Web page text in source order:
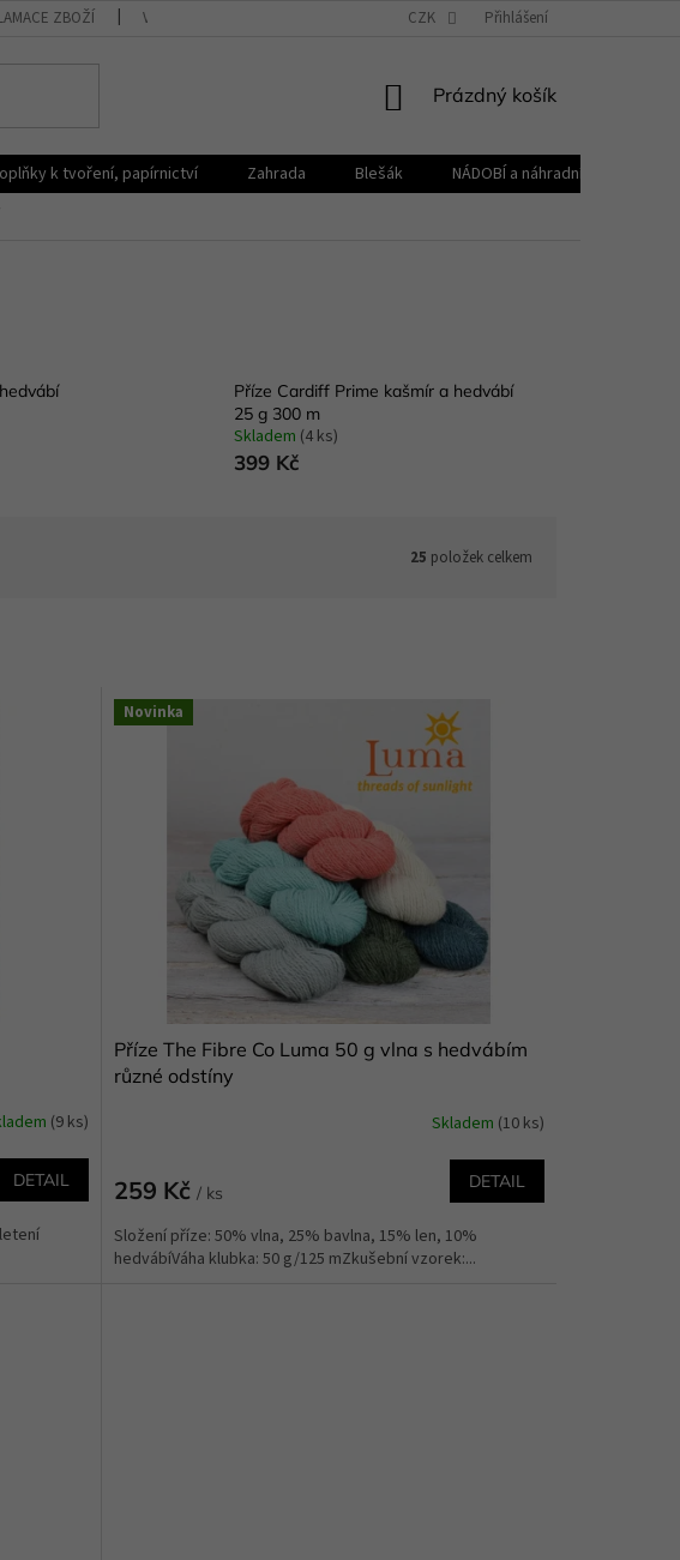
ZBOŽÍ VŠEOBECNÉ OBCHODNÍ PODMÍNKY REKLAMAČNÍ ŘÁD
CZK Přihlášení
NÁKUPNÍ
Prázdný košík
k tvoření, papírnictví Zahrada Blešák
NÁDOBÍ a náhradní díly KELOmat
Příze Cardiff Prime kašmír a hedvábí
25 g 300 m
Skladem (4 ks)
399 Kč
25 položek celkem
(9 ks)
DETAIL
Novinka
Příze The Fibre Co Luma 50 g vlna s hedvábím
různé odstíny
Skladem (10 ks)
259 Kč / ks
DETAIL
Složení příze: 50% vlna, 25% bavlna, 15% len, 10%
hedvábíVáha klubka: 50 g/125 mZkušební vzorek:...